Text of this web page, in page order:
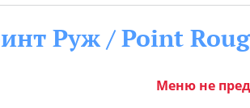
Руж / Point
Меню не